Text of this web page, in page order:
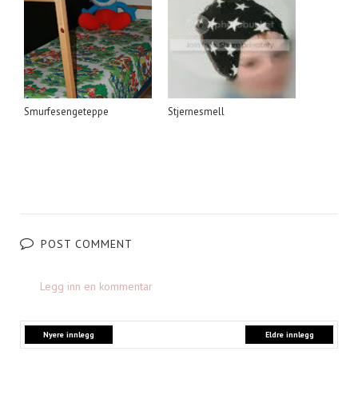
Smurfesengeteppe Stjernesmell
POST COMMENT
Legg inn en kommentar
Nyere innlegg Eldre innlegg